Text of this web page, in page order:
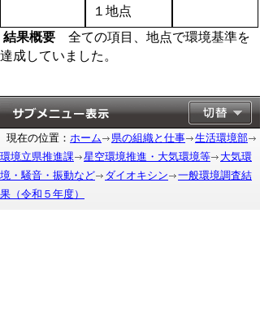
１地点
結果概要 全ての項目、地点で環境基準を
達成していました。
現在の位置： ホーム 県の組織と仕事
生活環境部
環境立県推進課
星空環境推進・大気環境等
大気環
境・騒音・振動など
ダイオキシン
一般環境調査結
果（令和５年度）